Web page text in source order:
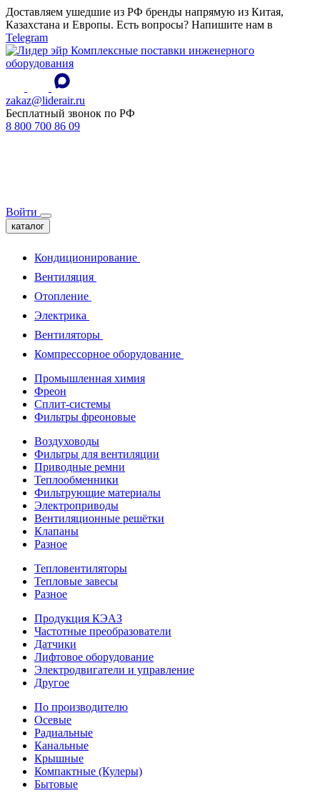
Доставляем ушедшие из РФ бренды напрямую из Китая,
Казахстана и Европы. Есть вопросы? Напишите нам в
Telegram
Комплексные поставки инженерного
оборудования
zakaz@liderair.ru
Бесплатный звонок по РФ
8 800 700 86 09
Войти
каталог
Кондиционирование
Вентиляция
Отопление
Электрика
Вентиляторы
Компрессорное оборудование
Промышленная химия
Фреон
Сплит-системы
Фильтры фреоновые
Воздуховоды
Фильтры для вентиляции
Приводные ремни
Теплообменники
Фильтрующие материалы
Электроприводы
Вентиляционные решётки
Клапаны
Разное
Тепловентиляторы
Тепловые завесы
Разное
Продукция КЭАЗ
Частотные преобразователи
Датчики
Лифтовое оборудование
Электродвигатели и управление
Другое
По производителю
Осевые
Радиальные
Канальные
Крышные
Компактные (Кулеры)
Бытовые